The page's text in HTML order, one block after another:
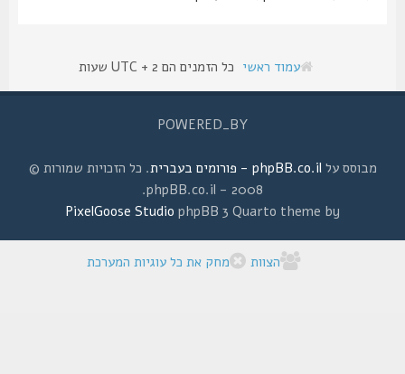
עמוד ראשי כל הזמנים הם UTC + 2 שעות
POWERED_BY
מבוסס עלphpBB.co.il - פורומים בעברית
. כל הזכויות שמורות ©
2008 - phpBB.co.il.
phpBB 3 Quarto theme by
PixelGoose Studio
הצוות מחק את כל עוגיות המערכת